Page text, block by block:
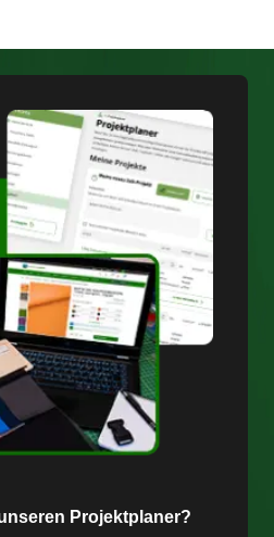
Projektplaner?